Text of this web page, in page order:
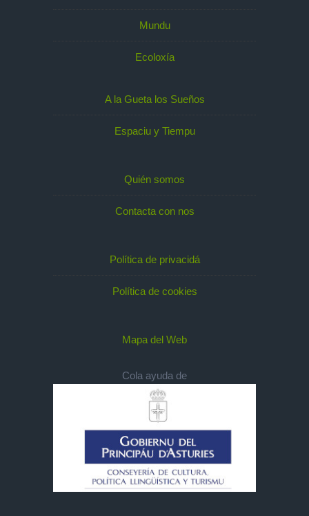
Mundu
Ecoloxía
A la Gueta los Sueños
Espaciu y Tiempu
Quién somos
Contacta con nos
Política de privacidá
Política de cookies
Mapa del Web
Cola ayuda de